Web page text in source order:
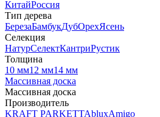
КитайРоссия
Тип дерева
БерезаБамбукДубОрехЯсень
Селекция
НатурСелектКантриРустик
Толщина
10 мм12 мм14 мм
Массивная доска
Массивная доска
Производитель
KRAFT PARKETTAbluxAmigo